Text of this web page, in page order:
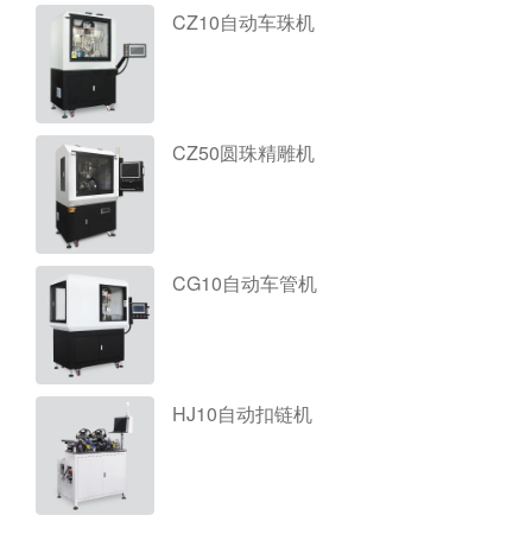
CZ10自动车珠机
CZ50圆珠精雕机
CG10自动车管机
HJ10自动扣链机